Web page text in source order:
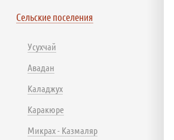
Сельские поселения
Усухчай
Авадан
Каладжух
Каракюре
Микрах - Казмаляр